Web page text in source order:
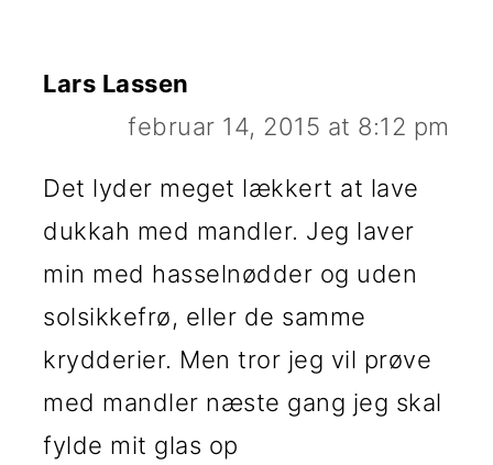
Lars Lassen
februar 14, 2015 at 8:12 pm
Det lyder meget lækkert at lave
dukkah med mandler. Jeg laver
min med hasselnødder og uden
solsikkefrø, eller de samme
krydderier. Men tror jeg vil prøve
med mandler næste gang jeg skal
fylde mit glas op